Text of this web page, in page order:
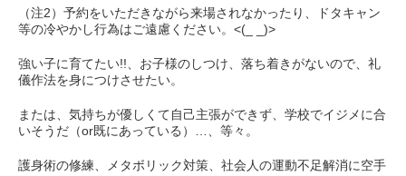
（注2）予約をいただきながら来場されなかったり、ドタキャン
等の冷やかし行為はご遠慮ください。<(_ _)>
強い子に育てたい!!、お子様のしつけ、落ち着きがないので、礼
儀作法を身につけさせたい。
または、気持ちが優しくて自己主張ができず、学校でイジメに合
いそうだ（or既にあっている）…、等々。
護身術の修練、メタボリック対策、社会人の運動不足解消に空手